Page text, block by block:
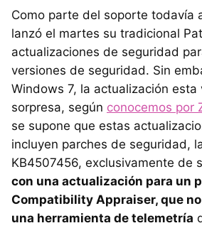
Como parte del soporte todavía
lanzó el martes su tradicional
actualizaciones de seguridad
versiones de seguridad. Sin
Windows 7, la actualización esta
sorpresa, según conocemos por
se supone que estas
incluyen parches de seguridad,
KB4507456, exclusivamente de
con una actualización para un
Compatibility Appraiser, que
una herramienta de telemetría